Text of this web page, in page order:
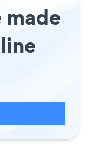
made